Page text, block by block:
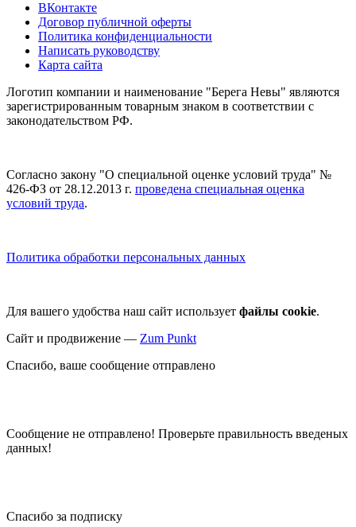
ВКонтакте
Договор публичной оферты
Политика конфиденциальности
Написать руководству
Карта сайта
Логотип компании и наименование "Берега Невы" являются
зарегистрированным товарным знаком в соответствии с
законодательством РФ.
Согласно закону "О специальной оценке условий труда" №
426-ФЗ от 28.12.2013 г. проведена специальная оценка
условий труда.
Политика обработки персональных данных
Для вашего удобства наш сайт использует файлы cookie.
Сайт и продвижение — Zum Punkt
Спасибо, ваше сообщение отправлено
Сообщение не отправлено! Проверьте правильность введеных
данных!
Спасибо за подписку